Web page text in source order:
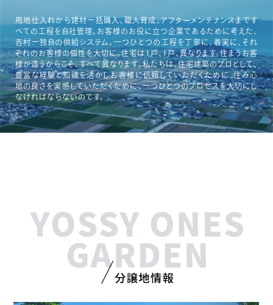
用地仕入れから建材一括購入、職人育成、アフターメンテナンスまです
べての工程を自社管理。お客様のお役に立つ企業であるために考えた、
吉村一独自の供給システム。一つひとつの工程を丁寧に、着実に、それ
ぞれのお客様の個性を大切に。住宅は1戸、1戸、異なります。住まうお客
様が違うからこそ、すべて異なります。私たちは、住宅建築のプロとして、
豊富な経験と知識を活かしお客様に信頼していただくために、住み心
地の良さを実感していただくために、一つひとつのプロセスを大切にし
なければならないのです。